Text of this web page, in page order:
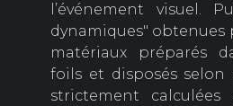
l’événement visuel.
dynamiques" obtenues
matériaux préparés
foils et disposés selon
strictement calculées